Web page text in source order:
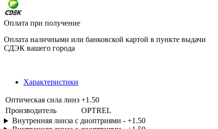
Оплата при получение
Оплата наличными или банковской картой в пункте выдачи
СДЭК вашего города
Характеристики
Оптическая сила линз +1.50
Производитель
OPTREL
Внутренняя линза с диоптриями - +1.50